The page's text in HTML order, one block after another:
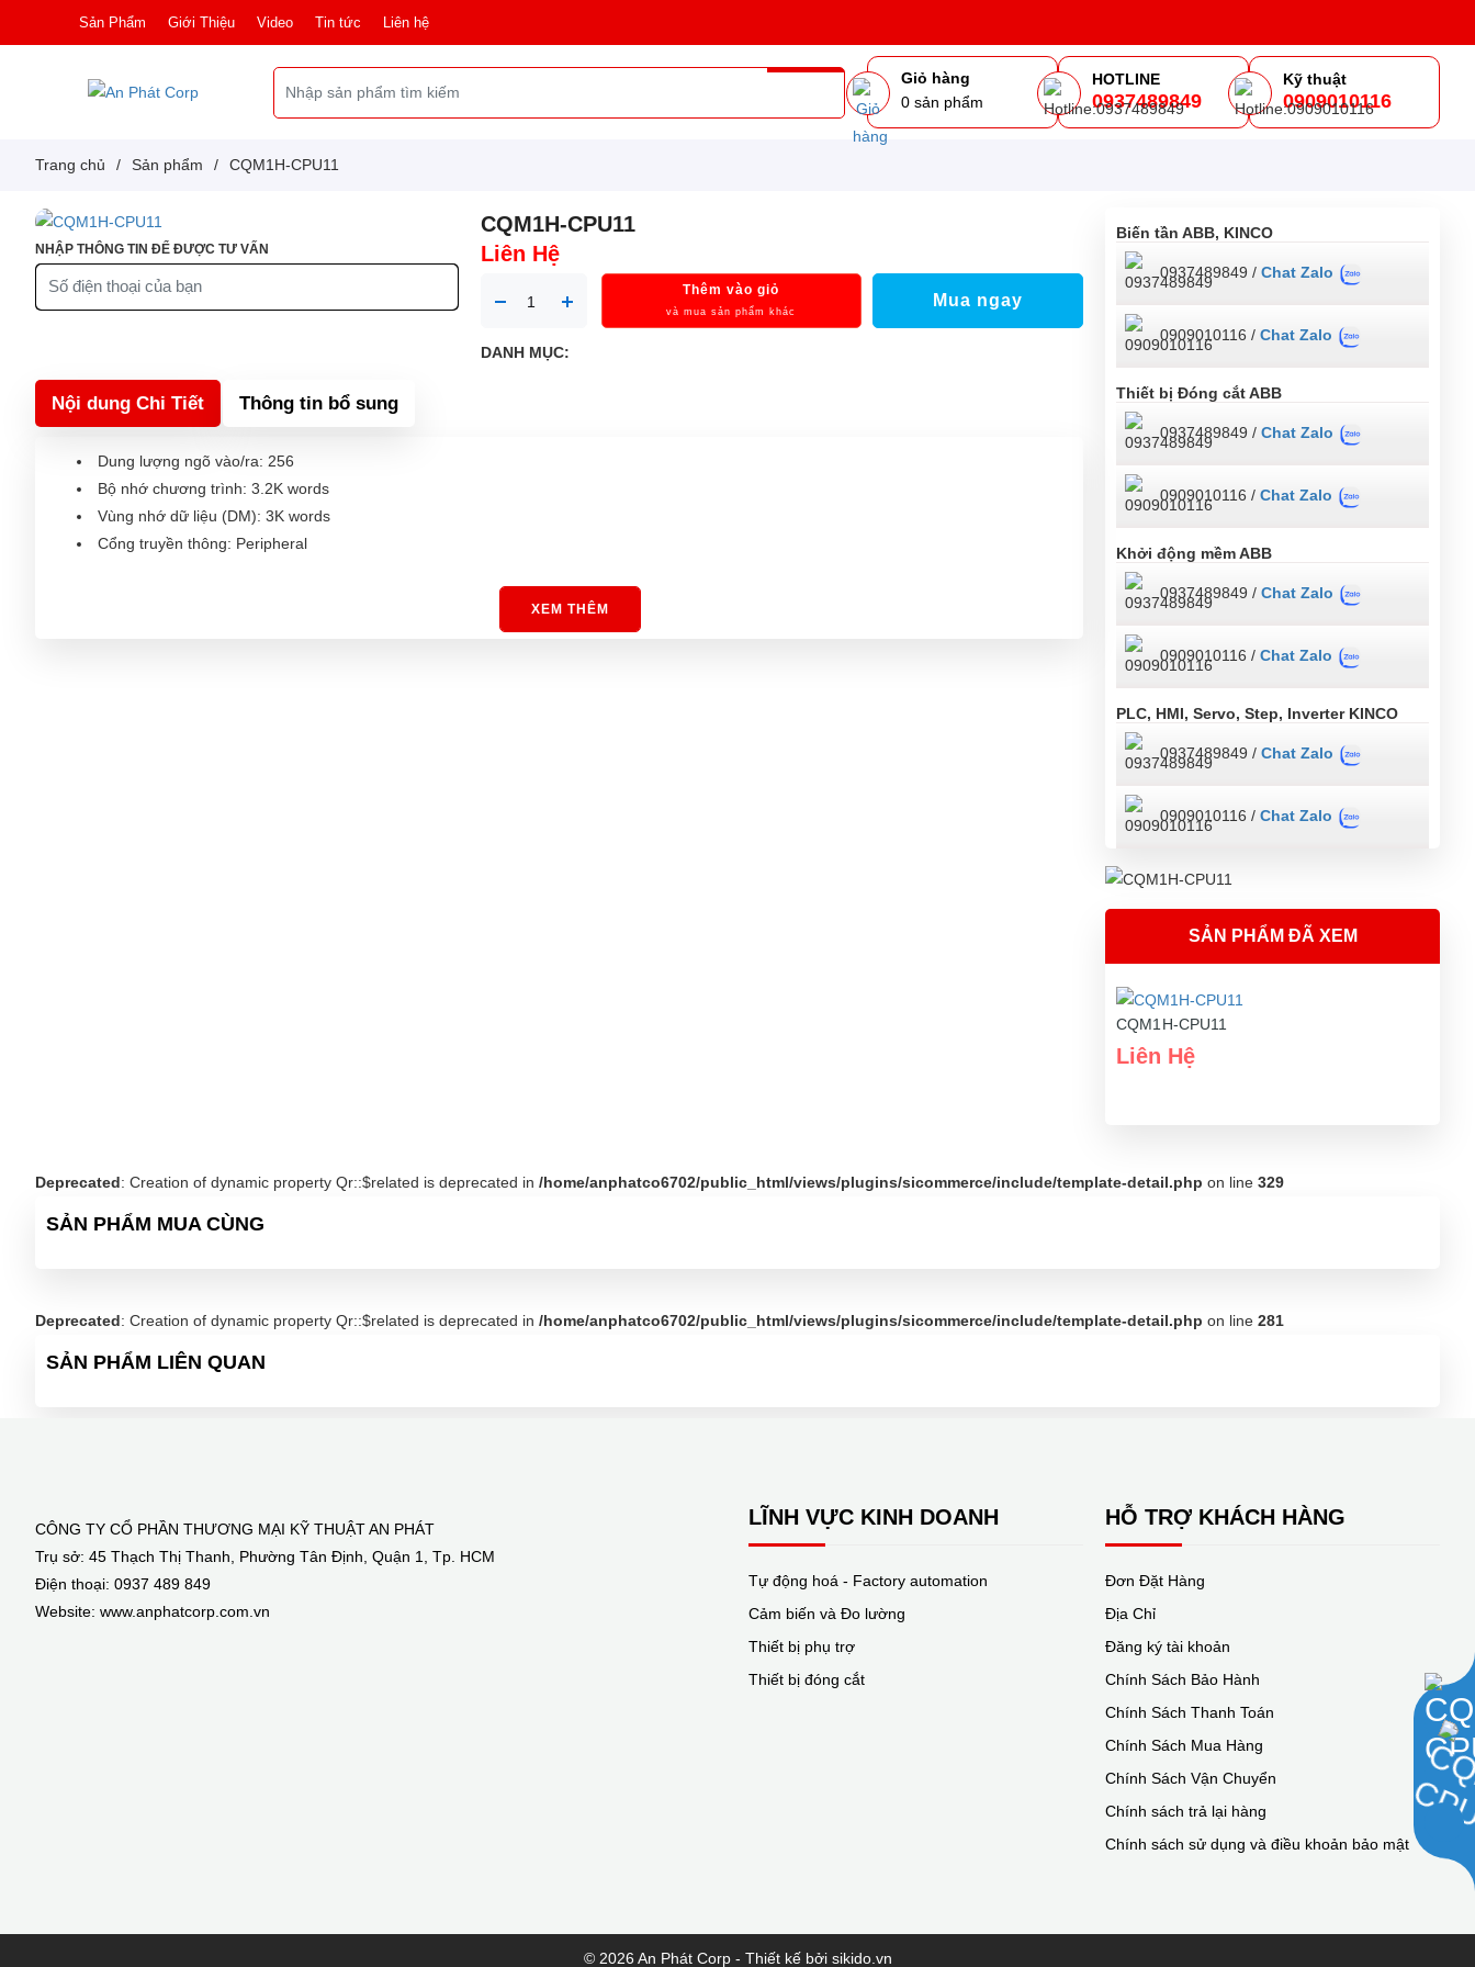
Sản Phẩm Giới Thiệu Video Tin tức Liên hệ
Giỏ hàng
0 sản phẩm
HOTLINE
0937489849
Kỹ thuật
0909010116
Trang chủ / Sản phẩm / CQM1H-CPU11
NHẬP THÔNG TIN ĐỂ ĐƯỢC TƯ VẤN
CQM1H-CPU11
Liên Hệ
Thêm vào giỏ
và mua sản phẩm khác
Mua ngay
DANH MỤC:
Nội dung Chi Tiết Thông tin bổ sung
Dung lượng ngõ vào/ra: 256
Bộ nhớ chương trình: 3.2K words
Vùng nhớ dữ liệu (DM): 3K words
Cổng truyền thông: Peripheral
XEM THÊM
Biến tần ABB, KINCO
0937489849 / Chat Zalo
0909010116 / Chat Zalo
Thiết bị Đóng cắt ABB
0937489849 / Chat Zalo
0909010116 / Chat Zalo
Khởi động mềm ABB
0937489849 / Chat Zalo
0909010116 / Chat Zalo
PLC, HMI, Servo, Step, Inverter KINCO
0937489849 / Chat Zalo
0909010116 / Chat Zalo
SẢN PHẨM ĐÃ XEM
CQM1H-CPU11
Liên Hệ
Deprecated: Creation of dynamic property Qr::$related is deprecated in /home/anphatco6702/public_html/views/plugins/sicommerce/include/template-detail.php on line 329
SẢN PHẨM MUA CÙNG
Deprecated: Creation of dynamic property Qr::$related is deprecated in /home/anphatco6702/public_html/views/plugins/sicommerce/include/template-detail.php on line 281
SẢN PHẨM LIÊN QUAN
CÔNG TY CỔ PHẦN THƯƠNG MẠI KỸ THUẬT AN PHÁT
Trụ sở: 45 Thạch Thị Thanh, Phường Tân Định, Quận 1, Tp. HCM
Điện thoại: 0937 489 849
Website: www.anphatcorp.com.vn
LĨNH VỰC KINH DOANH
Tự động hoá - Factory automation
Cảm biến và Đo lường
Thiết bị phụ trợ
Thiết bị đóng cắt
HỖ TRỢ KHÁCH HÀNG
Đơn Đặt Hàng
Địa Chỉ
Đăng ký tài khoản
Chính Sách Bảo Hành
Chính Sách Thanh Toán
Chính Sách Mua Hàng
Chính Sách Vận Chuyển
Chính sách trả lại hàng
Chính sách sử dụng và điều khoản bảo mật
© 2026 An Phát Corp - Thiết kế bởi sikido.vn